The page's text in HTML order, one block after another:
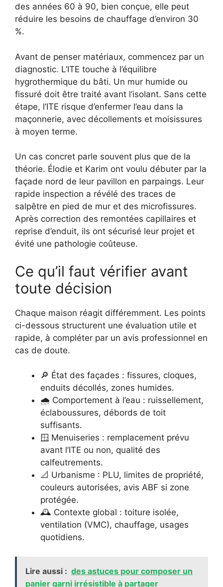
des années 60 à 90, bien conçue, elle peut
réduire les besoins de chauffage d’environ 30
%.
Avant de penser matériaux, commencez par un
diagnostic. L’ITE touche à l’équilibre
hygrothermique du bâti. Un mur humide ou
fissuré doit être traité avant l’isolant. Sans cette
étape, l’ITE risque d’enfermer l’eau dans la
maçonnerie, avec décollements et moisissures
à moyen terme.
Un cas concret parle souvent plus que de la
théorie. Élodie et Karim ont voulu débuter par la
façade nord de leur pavillon en parpaings. Leur
rapide inspection a révélé des traces de
salpêtre en pied de mur et des microfissures.
Après correction des remontées capillaires et
reprise d’enduit, ils ont sécurisé leur projet et
évité une pathologie coûteuse.
Ce qu’il faut vérifier avant
toute décision
Chaque maison réagit différemment. Les points
ci-dessous structurent une évaluation utile et
rapide, à compléter par un avis professionnel en
cas de doute.
🔎 État des façades : fissures, cloques,
enduits décollés, zones humides.
🌧️ Comportement à l’eau : ruissellement,
éclaboussures, débords de toit
suffisants.
🪟 Menuiseries : remplacement prévu
avant l’ITE ou non, qualité des
calfeutrements.
📐 Urbanisme : PLU, limites de propriété,
couleurs autorisées, avis ABF si zone
protégée.
🕰️ Contexte global : toiture isolée,
ventilation (VMC), chauffage, usages
quotidiens.
Lire aussi : des astuces pour composer un
panier garni irrésistible à partager